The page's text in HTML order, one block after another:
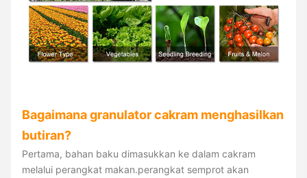
Bagaimana granulator cakram menghasilkan
butiran?
Pertama, bahan baku dimasukkan ke dalam cakram
melalui perangkat makan.perangkat semprot akan